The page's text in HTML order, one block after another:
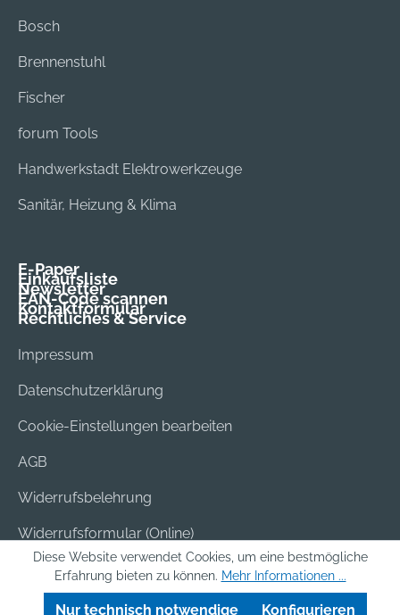
Bosch
Brennenstuhl
Fischer
forum Tools
Handwerkstadt Elektrowerkzeuge
Sanitär, Heizung & Klima
E-Paper
Einkaufsliste
Newsletter
EAN-Code scannen
Kontaktformular
Rechtliches & Service
Impressum
Datenschutzerklärung
Cookie-Einstellungen bearbeiten
AGB
Widerrufsbelehrung
Widerrufsformular (Online)
Versand & Bezahlung
Batterieentsorgung
Diese Website verwendet Cookies, um eine bestmögliche
Erfahrung bieten zu können. Mehr Informationen ...
Nur technisch notwendige Konfigurieren